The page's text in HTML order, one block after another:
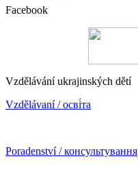
Facebook
Vzdělávání ukrajinských dětí
Vzdělávaní / осві́та
Poradenství / консультування